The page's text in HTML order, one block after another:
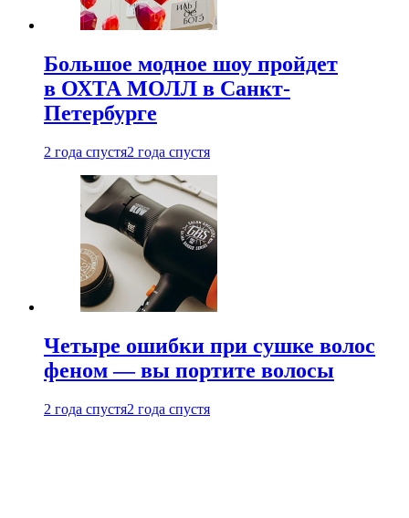
Большое модное шоу пройдет
в ОХТА МОЛЛ в Санкт-
Петербурге
2 года спустя2 года спустя
Четыре ошибки при сушке волос
феном — вы портите волосы
2 года спустя2 года спустя